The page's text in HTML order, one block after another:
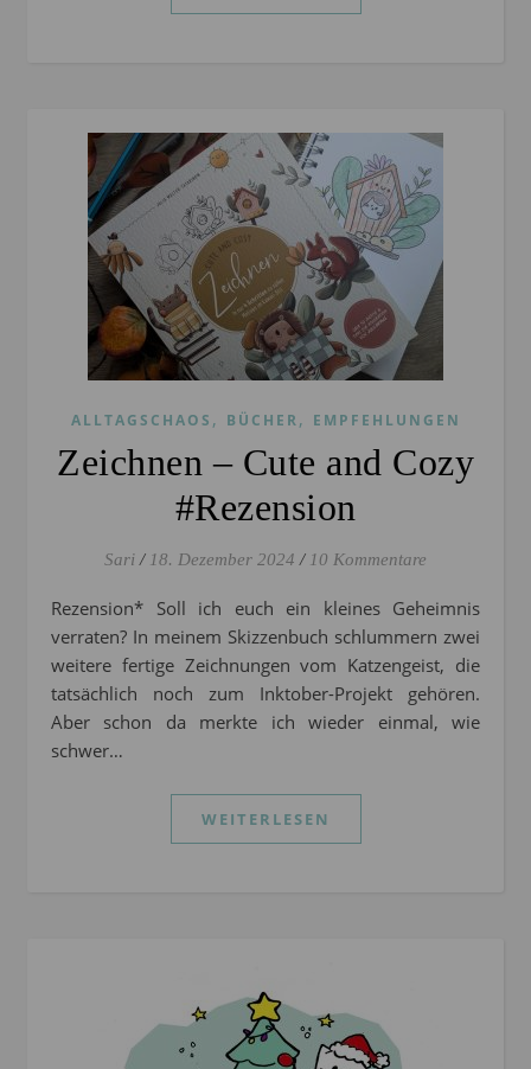
ALLTAGSCHAOS , BÜCHER, EMPFEHLUNGEN
Zeichnen – Cute and Cozy
#Rezension
Sari / 18. Dezember 2024 / 10 Kommentare
Rezension* Soll ich euch ein kleines Geheimnis
verraten? In meinem Skizzenbuch schlummern zwei
weitere fertige Zeichnungen vom Katzengeist, die
tatsächlich noch zum Inktober-Projekt gehören.
Aber schon da merkte ich wieder einmal, wie
schwer…
WEITERLESEN